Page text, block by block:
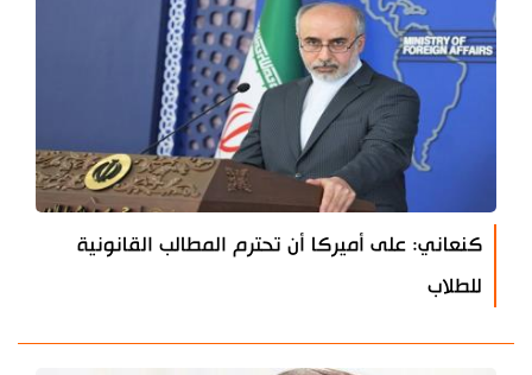
كنعاني: على أميركا أن تحترم المطالب القانونية
للطلاب